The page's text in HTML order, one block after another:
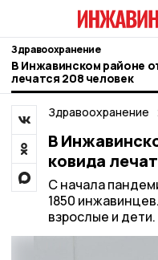
Здравоохранение
В Инжавинском районе
лечатся 208 человек
Здравоохранение
В
ковида
С начала
1850
взрослые и дети.